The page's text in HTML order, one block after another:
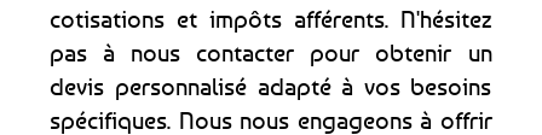
cotisations et impôts afférents. N'hésitez
pas à nous contacter pour obtenir un
devis personnalisé adapté à vos besoins
spécifiques. Nous nous engageons à offrir